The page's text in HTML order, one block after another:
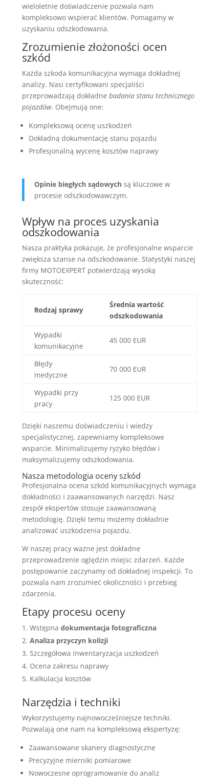
wieloletnie doświadczenie pozwala nam
kompleksowo wspierać klientów. Pomagamy w
uzyskaniu odszkodowania.
Zrozumienie złożoności ocen
szkód
Każda szkoda komunikacyjna wymaga dokładnej
analizy. Nasi certyfikowani specjaliści
przeprowadzają dokładne badania stanu technicznego
pojazdów. Obejmują one:
Kompleksową ocenę uszkodzeń
Dokładną dokumentację stanu pojazdu
Profesjonalną wycenę kosztów naprawy
Opinie biegłych sądowychsą kluczowe w
procesie odszkodowawczym.
Wpływ na proces uzyskania
odszkodowania
Nasza praktyka pokazuje, że profesjonalne wsparcie
zwiększa szanse na odszkodowanie. Statystyki naszej
firmy MOTOEXPERT potwierdzają wysoką
skuteczność:
Rodzaj sprawy
Średnia wartość
odszkodowania
Wypadki
komunikacyjne
45 000 EUR
Błędy
medyczne
70 000 EUR
Wypadki przy
pracy
125 000 EUR
Dzięki naszemu doświadczeniu i wiedzy
specjalistycznej, zapewniamy kompleksowe
wsparcie. Minimalizujemy ryzyko błędów i
maksymalizujemy odszkodowania.
Nasza metodologia oceny szkód
Profesjonalna ocena szkód komunikacyjnych wymaga
dokładności i zaawansowanych narzędzi. Nasz
zespół ekspertów stosuje zaawansowaną
metodologię. Dzięki temu możemy dokładnie
analizować uszkodzenia pojazdu.
W naszej pracy ważne jest dokładne
przeprowadzenie oględzin miejsc zdarzeń. Każde
postępowanie zaczynamy od dokładnej inspekcji. To
pozwala nam zrozumieć okoliczności i przebieg
zdarzenia.
Etapy procesu oceny
Wstępna dokumentacja fotograficzna
Analiza przyczyn kolizji
Szczegółowa inwentaryzacja uszkodzeń
Ocena zakresu naprawy
Kalkulacja kosztów
Narzędzia i techniki
Wykorzystujemy najnowocześniejsze techniki.
Pozwalają one nam na kompleksową ekspertyzę:
Zaawansowane skanery diagnostyczne
Precyzyjne mierniki pomiarowe
Nowoczesne oprogramowanie do analiz